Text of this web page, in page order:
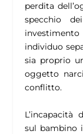
perdita
specchio
individuo
sia proprio
oggetto
conflitto.
L’incapacità
sul bambino